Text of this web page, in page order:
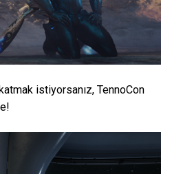
istiyorsanız, TennoCon